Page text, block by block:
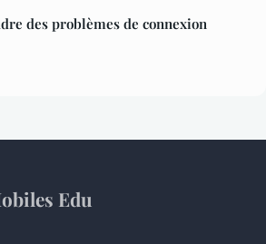
des problèmes de connexion
Edu